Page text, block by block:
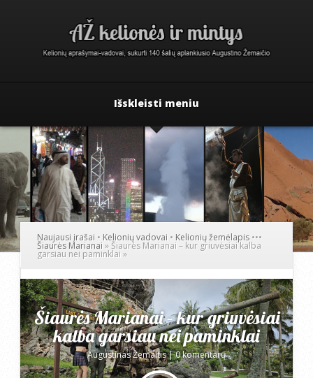
Išskleisti meniu
Naujausi įrašai • Kelionių vadovai • Kelionių žemėlapis •••
Šiaurės Marianai »Šiaurės Marianai – kur griuvėsiai kalba
garsiau nei paminklai »
Šiaurės Marianai – kur griuvėsiai
kalba garsiau nei paminklai
Augustinas Žemaitis|0 komentarų